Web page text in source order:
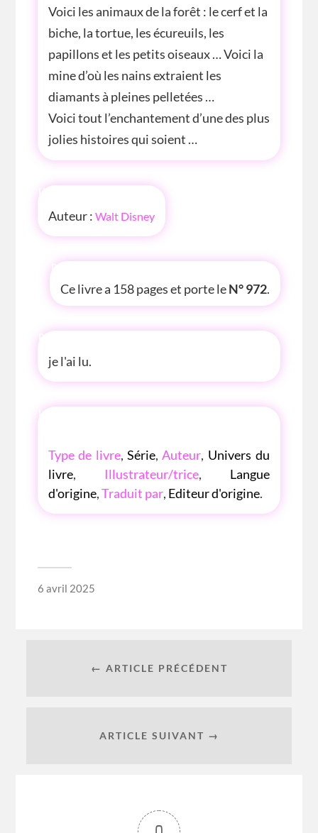
Voici les animaux de la forêt : le cerf et la
biche, la tortue, les écureuils, les
papillons et les petits oiseaux … Voici la
mine d’où les nains extraient les
diamants à pleines pelletées …
Voici tout l’enchantement d’une des plus
jolies histoires qui soient …
INFOS
Auteur : Walt Disney
P'TITE INFOS
Ce livre a 158 pages et porte leN° 972.
P'TITE ANECDOTE
je l'ai lu.
LES P'TITES LISTES DES BIBLIOTHÈQUE
Type de livre, Série, Auteur, Univers du
livre, Illustrateur/trice, Langue
d'origine,Traduit par, Editeur d'origine.
6 avril 2025
← ARTICLE PRÉCÉDENT
ARTICLE SUIVANT →